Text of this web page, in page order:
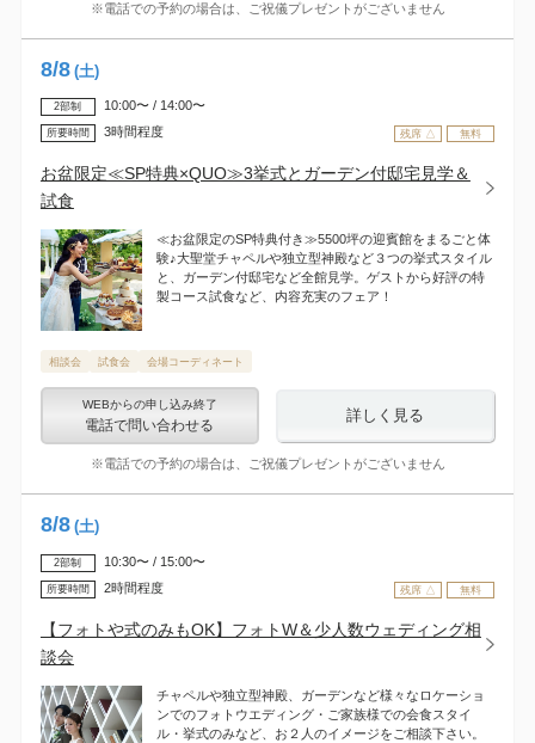
※電話での予約の場合は、ご祝儀プレゼントがございません
8/8 (土)
残席 △ 無料
2部制 10:00〜 / 14:00〜
所要時間 3時間程度
お盆限定≪SP特典×QUO≫3挙式とガーデン付邸宅見学＆
試食
≪お盆限定のSP特典付き≫5500坪の迎賓館をまるごと体
験♪大聖堂チャペルや独立型神殿など３つの挙式スタイル
と、ガーデン付邸宅など全館見学。ゲストから好評の特
製コース試食など、内容充実のフェア！
相談会 試食会 会場コーディネート
WEBからの申し込み終了
電話で問い合わせる
詳しく見る
※電話での予約の場合は、ご祝儀プレゼントがございません
8/8 (土)
残席 △ 無料
2部制 10:30〜 / 15:00〜
所要時間 2時間程度
【フォトや式のみもOK】フォトW＆少人数ウェディング相
談会
チャペルや独立型神殿、ガーデンなど様々なロケーショ
ンでのフォトウエディング・ご家族様での会食スタイ
ル・挙式のみなど、お２人のイメージをご相談下さい。